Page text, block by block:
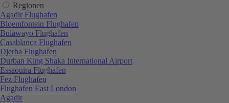
Regionen
Agadir Flughafen
Bloemfontein Flughafen
Bulawayo Flughafen
Casablanca Flughafen
Djerba Flughafen
Durban King Shaka International Airport
Essaouira Flughafen
Fez Flughafen
Flughafen East London
Agadir